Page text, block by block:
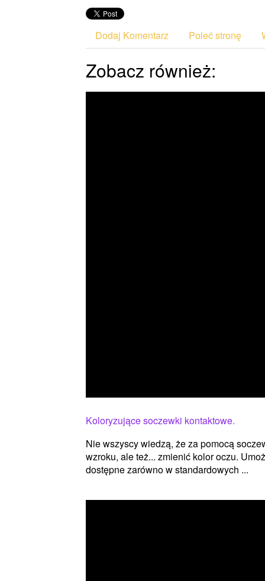
Dodaj Komentarz Poleć stronę
Zobacz również:
Koloryzujące soczewki kontaktowe.
Nie wszyscy wiedzą, że za pomocą
wzroku, ale też... zmienić kolor oczu.
dostępne zarówno w standardowych ...